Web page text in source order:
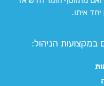
איתו.
הניהול: